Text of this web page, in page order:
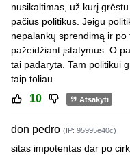
nusikaltimas, už kurį
pačius politikus. Jeigu
nepalankų sprendimą ir
pažeidžiant įstatymus. O
tai padaryta. Tam politikui
taip toliau.
10 Atsakyti
don pedro (IP: 95995e40c)
sitas impotentas dar po